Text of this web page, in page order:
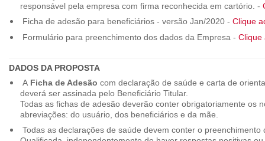
responsável pela empresa com firma reconhecida em cartório. -
Ficha de adesão para beneficiários - versão Jan/2020 - Clique
Formulário para preenchimento dos dados da Empresa - Clique
DADOS DA PROPOSTA
A Ficha de Adesão com declaração de saúde e carta de
deverá ser assinada pelo Beneficiário Titular.
Todas as fichas de adesão deverão conter obrigatoriamente os
abreviações: do usuário, dos beneficiários e da mãe.
Todas as declarações de saúde devem conter o preenchimento